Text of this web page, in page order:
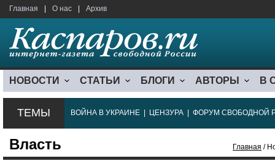
Главная О нас Архив
НОВОСТИ СТАТЬИ БЛОГИ АВТОРЫ В
ТЕМЫ ВОЙНА В УКРАИНЕ ЦЕНЗУРА ФОРУМ СВОБОДНОЙ
Власть Главная /